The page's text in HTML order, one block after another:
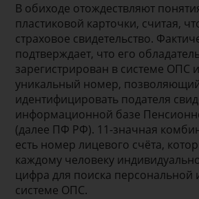
В обиходе отождествляют
пластиковой карточки, считая,
страховое свидетельство.
подтверждает, что его
зарегистрирован в системе ОПС
уникальный номер,
идентифицировать подателя
информационной базе
(далее ПФ РФ). 11-значная
есть номер лицевого счёта,
каждому человеку
цифра для поиска
системе ОПС.